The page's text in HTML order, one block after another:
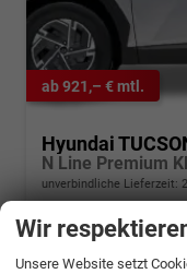
ab 921,– € mtl.
Hyundai
unverbindliche Lieferzeit:
Fahrzeugnr. 1350436
Wir
Unsere Website setzt